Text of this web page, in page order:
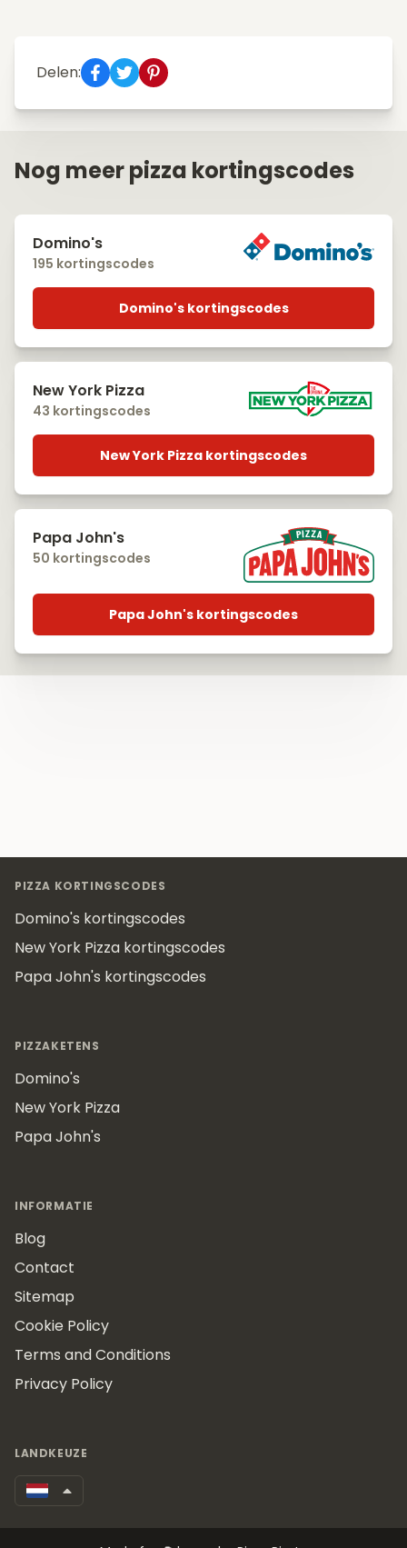
Delen:
Nog meer pizza kortingscodes
Domino's
195 kortingscodes
Domino's kortingscodes
New York Pizza
43 kortingscodes
New York Pizza kortingscodes
Papa John's
50 kortingscodes
Papa John's kortingscodes
PIZZA KORTINGSCODES
Domino's kortingscodes
New York Pizza kortingscodes
Papa John's kortingscodes
PIZZAKETENS
Domino's
New York Pizza
Papa John's
INFORMATIE
Blog
Contact
Sitemap
Cookie Policy
Terms and Conditions
Privacy Policy
LANDKEUZE